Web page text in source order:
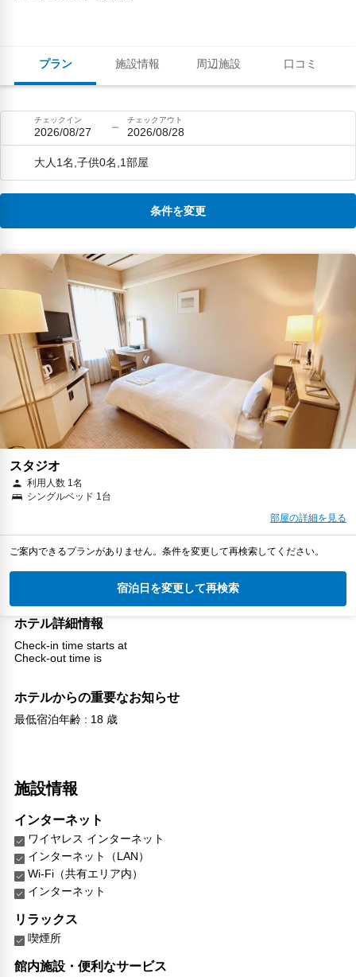
プラン 施設情報 周辺施設 口コミ
チェックイン
2026/08/27
チェックアウト
2026/08/28
大人1名,子供0名,1部屋
条件を変更
スタジオ
利用人数 1名
シングルベッド 1台
部屋の詳細を見る
ご案内できるプランがありません。条件を変更して再検索してください。
宿泊日を変更して再検索
ホテル詳細情報
Check-in time starts at
Check-out time is
ホテルからの重要なお知らせ
最低宿泊年齢 : 18 歳
施設情報
インターネット
ワイヤレス インターネット
インターネット（LAN）
Wi-Fi（共有エリア内）
インターネット
リラックス
喫煙所
館内施設・便利なサービス